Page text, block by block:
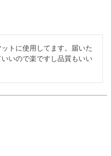
トに使用してます。届いた
いので楽ですし品質もいい